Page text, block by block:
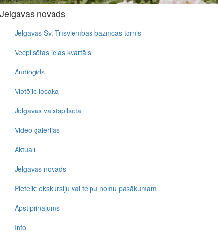
Jelgavas novads
Jelgavas Sv. Trīsvienības baznīcas tornis
Vecpilsētas ielas kvartāls
Audiogids
Vietējie iesaka
Jelgavas valstspilsēta
Video galerijas
Aktuāli
Jelgavas novads
Pieteikt ekskursiju vai telpu nomu pasākumam
Apstiprinājums
Info